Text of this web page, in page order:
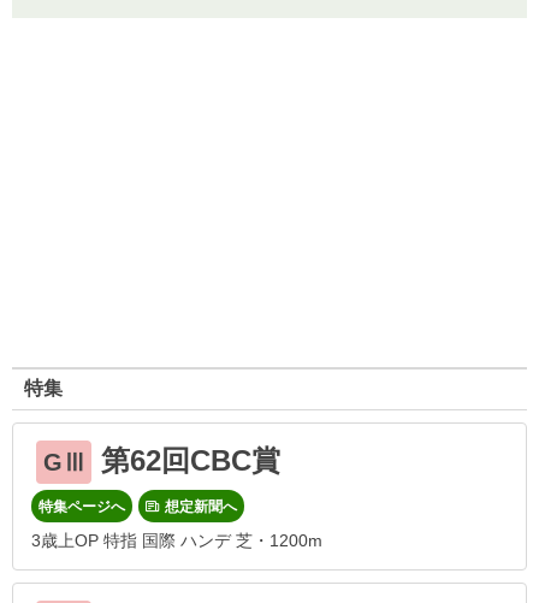
特集
GⅢ 第62回CBC賞
特集ページへ 想定新聞へ
3歳上OP 特指 国際 ハンデ 芝・1200m